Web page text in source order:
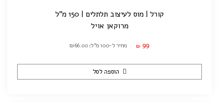
קורל | מוס לעיצוב תלתלים | 150 מ"ל
מרוקאן אויל
₪ 99 מחיר ל-100 מ"ל: ₪66.00
הוספה לסל